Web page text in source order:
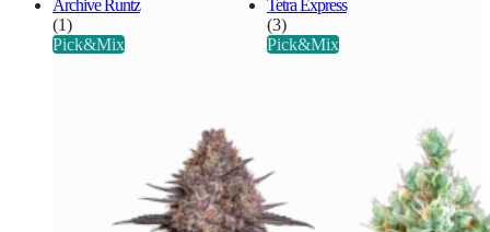
Archive Runtz
(1)
Pick&Mix
Tetra Express
(3)
Pick&Mix